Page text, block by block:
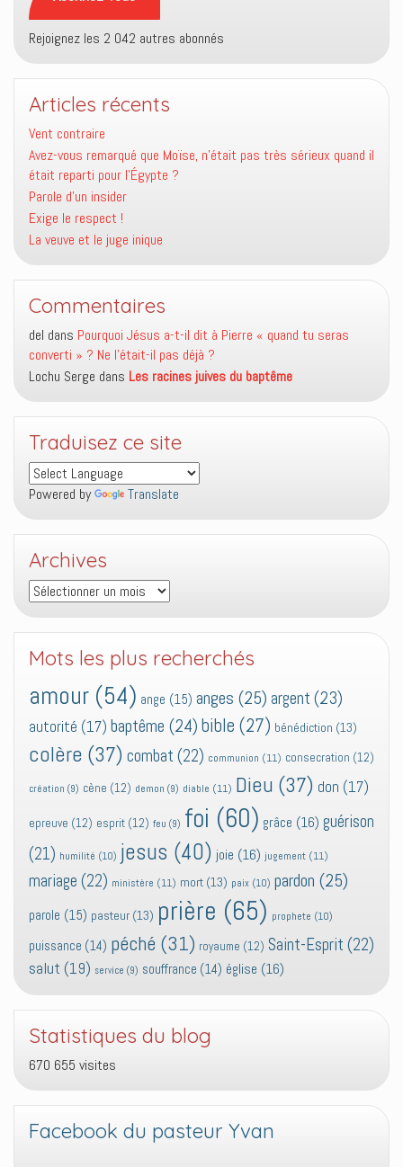
Rejoignez les 2 042 autres abonnés
Articles récents
Vent contraire
Avez-vous remarqué que Moïse, n’était pas très sérieux quand il
était reparti pour l’Égypte ?
Parole d’un insider
Exige le respect !
La veuve et le juge inique
Commentaires
del dans Pourquoi Jésus a-t-il dit à Pierre « quand tu seras
converti » ? Ne l’était-il pas déjà ?
Lochu Serge dans Les racines juives du baptême
Traduisez ce site
Powered by Translate
Archives
Archives
Mots les plus recherchés
amour (54) ange (15) anges (25) argent (23)
autorité (17) baptême (24) bible (27) bénédiction (13)
colère (37) combat (22) communion (11) consecration (12)
création (9) cène (12) demon (9) diable (11) Dieu (37) don (17)
epreuve (12) esprit (12) feu (9) foi (60) grâce (16) guérison
(21) humilité (10) jesus (40) joie (16) jugement (11)
mariage (22) ministère (11) mort (13) paix (10) pardon (25)
parole (15) pasteur (13) prière (65) prophete (10)
puissance (14) péché (31) royaume (12) Saint-Esprit (22)
salut (19) service (9) souffrance (14) église (16)
Statistiques du blog
670 655 visites
Facebook du pasteur Yvan